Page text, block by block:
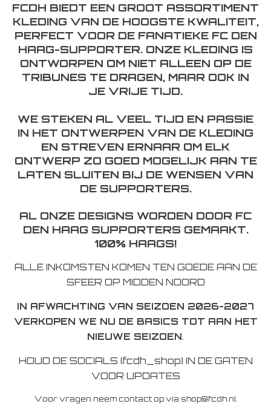
FCDH BIEDT EEN GROOT ASSORTIMENT
KLEDING VAN DE HOOGSTE KWALITEIT,
PERFECT VOOR DE FANATIEKE FC DEN
HAAG-SUPPORTER. ONZE KLEDING IS
ONTWORPEN OM NIET ALLEEN OP DE
TRIBUNES TE DRAGEN, MAAR OOK IN
JE VRIJE TIJD.
WE STEKEN AL VEEL TIJD EN PASSIE
IN HET ONTWERPEN VAN DE KLEDING
EN STREVEN ERNAAR OM ELK
ONTWERP ZO GOED MOGELIJK AAN TE
LATEN SLUITEN BIJ DE WENSEN VAN
DE SUPPORTERS.
AL ONZE DESIGNS WORDEN DOOR FC
DEN HAAG SUPPORTERS GEMAAKT.
100% HAAGS!
ALLE INKOMSTEN KOMEN TEN GOEDE AAN DE
SFEER OP MIDDEN NOORD
IN AFWACHTING VAN SEIZOEN 2026-2027
VERKOPEN WE NU DE BASICS TOT AAN HET
NIEUWE SEIZOEN.
HOUD DE SOCIALS (fcdh_shop) IN DE GATEN
VOOR UPDATES
Voor vragen neem contact op via shop@fcdh.nl